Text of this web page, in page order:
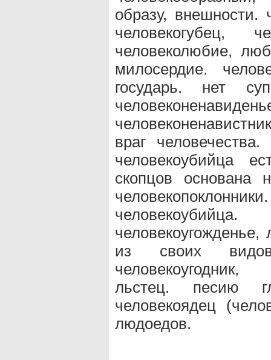
образу, внешности.
человекогубец,
человеколюбие,
милосердие.
государь. нет
враг
человекоубийца
скопцов основана
из своих видов.
человекоугодник,
льстец. песию
человекоядец
людоедов.